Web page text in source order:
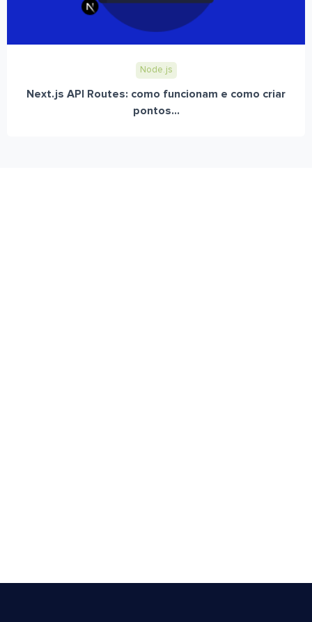
Node.js
Next.js API Routes: como funcionam e como criar
pontos...